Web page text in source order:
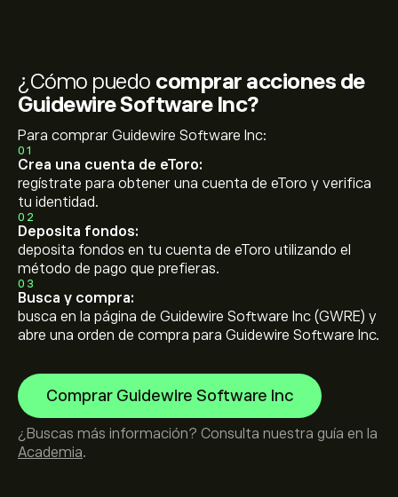
¿Cómo puedo comprar acciones de
Guidewire Software Inc?
Para comprar Guidewire Software Inc:
01
Crea una cuenta de eToro:
regístrate para obtener una cuenta de eToro y verifica
tu identidad.
02
Deposita fondos:
deposita fondos en tu cuenta de eToro utilizando el
método de pago que prefieras.
03
Busca y compra:
busca en la página de Guidewire Software Inc (GWRE) y
abre una orden de compra para Guidewire Software Inc.
Comprar Guidewire Software Inc
¿Buscas más información? Consulta nuestra guía en la
Academia.